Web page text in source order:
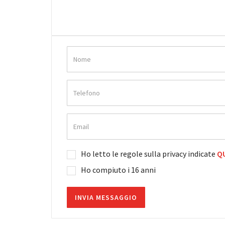
Ho letto le regole sulla privacy indicate
Ho compiuto i 16 anni